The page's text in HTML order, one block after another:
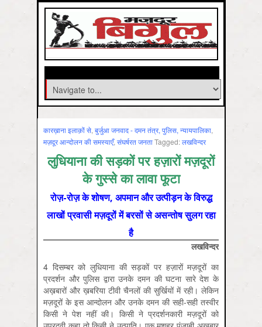
कारख़ाना इलाक़ों से, बुर्जुआ जनवाद - दमन तंत्र, पुलिस, न्‍यायपालिका,
मज़दूर आन्दोलन की समस्‍याएँ, संघर्षरत जनताTagged:लखविन्‍दर
लुधियाना की सड़कों पर हज़ारों मज़दूरों
के गुस्से का लावा फूटा
रोज़-रोज़ के शोषण, अपमान और उत्पीड़न के विरुद्ध
लाखों प्रवासी मज़दूरों में बरसों से असन्तोष सुलग रहा
है
लखविन्दर
4 दिसम्बर को लुधियाना की सड़कों पर हज़ारों मज़दूरों का
प्रदर्शन और पुलिस द्वारा उनके दमन की घटना सारे देश के
अख़बारों और ख़बरिया टीवी चैनलों की सुर्खियों में रही। लेकिन
मज़दूरों के इस आन्दोलन और उनके दमन की सही-सही तस्वीर
किसी ने पेश नहीं की। किसी ने प्रदर्शनकारी मज़दूरों को